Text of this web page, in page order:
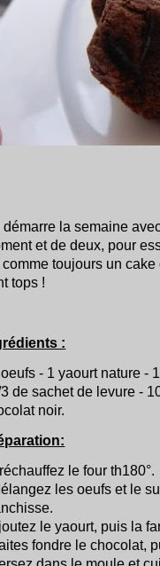
démarre la semaine
et de deux, pour
comme toujours un
tops !
:
- 1 yaourt nature -
de sachet de levure -
noir.
le four th180°.
les oeufs et le
le yaourt, puis la
fondre le chocolat,